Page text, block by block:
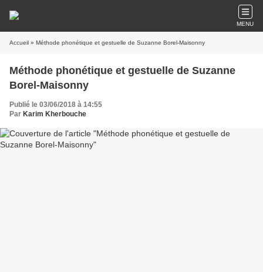
MENU
Accueil » Méthode phonétique et gestuelle de Suzanne Borel-Maisonny
Méthode phonétique et gestuelle de Suzanne
Borel-Maisonny
Publié le 03/06/2018 à 14:55
Par Karim Kherbouche